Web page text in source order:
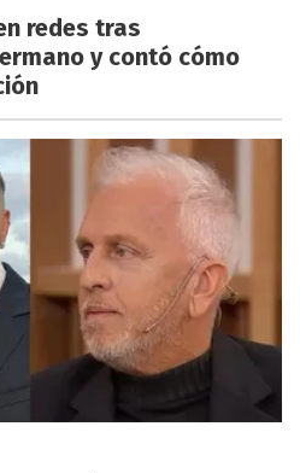
redes tras
y contó cómo